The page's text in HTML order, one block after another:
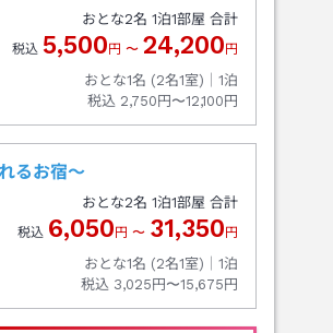
おとな2名 1泊1部屋 合計
税込 5,500 円 〜 24,200 円
おとな1名 (2名1室)｜ 1泊
税込 2,750円〜12,100円
るお宿～
おとな2名 1泊1部屋 合計
税込 6,050 円 〜 31,350 円
おとな1名 (2名1室)｜ 1泊
税込 3,025円〜15,675円